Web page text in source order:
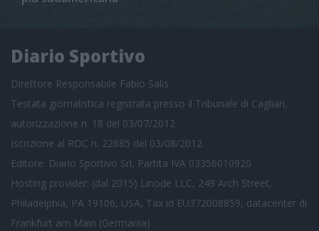
Diario Sportivo
Direttore Responsabile Fabio Salis
Testata giornalistica registrata presso il Tribunale di Cagliari,
autorizzazione n. 18 del 03/07/2012
Iscrizione al ROC n. 22685 del 03/08/2012
Editore: Diario Sportivo Srl, Partita IVA 03356010920
Hosting provider: (dal 2015) Linode LLC, 249 Arch Street,
Philadelphia, PA 19106, USA, Tax id EU372008859, datacenter di
Frankfurt am Main (Germania)